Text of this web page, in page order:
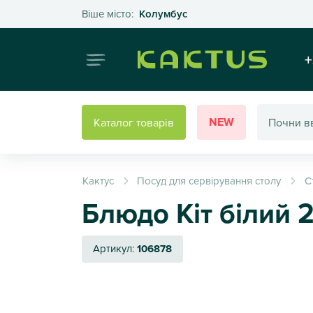
Віше місто: КолумбусОберіть своє місто
Каталог товарів NEW
Кактус Посуд для сервірування столу
Блюдо Кіт білий
Артикул:106878